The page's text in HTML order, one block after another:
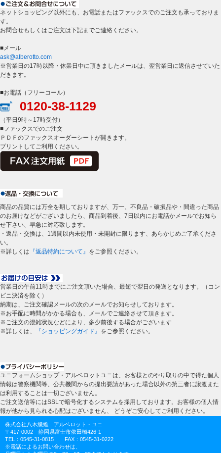
ネットショッピング以外にも、お電話またはファックスでのご注文も承っておりま
す。
お問合せもしくはご注文は下記までご連絡ください。
■メール
ask@alberotto.com
※営業日の17時以降・休業日中に頂きましたメールは、翌営業日に返信させていた
だきます。
■お電話（フリーコール）
0120-38-1129
（平日9時～17時受付）
■ファックスでのご注文
ＰＤＦのファックスオーダーシートが開きます。
プリントしてご利用ください。
商品の品質には万全を期しておりますが、万一、不良品・破損品や・間違った商品
のお届けなどがございましたら、商品到着後、7日以内にお電話かメールでお知ら
せ下さい、早急に対応致します。
・返品・交換は、1週間以内未使用・未開封に限ります、あらかじめご了承くださ
い。
※詳しくは 『返品特約について』 をご参照ください。
営業日の午前11時までにご注文頂いた場合、最短で翌日の発送となります。（コン
ビニ決済を除く）
納期は、ご注文確認メールの次のメールでお知らせしております。
※お手配に時間がかかる場合も、メールでご連絡させて頂きます。
※ご注文の混雑状況などにより、多少前後する場合がございます
※詳しくは、
『ショッピングガイド』 をご参照ください。
ユニフォームショップ・アルベロットユニは、お客様とのやり取りの中で得た個人
情報は警察機関等、公共機関からの提出要請があった場合以外の第三者に譲渡また
は利用することは一切ございません。
ご注文送信等にはSSLで暗号化するシステムを採用しております。お客様の個人情
報が他から見られる心配はございません、 どうぞご安心してご利用ください。
株式会社八木繊維 アルベロット・ユニ
〒417-0002 静岡県富士市依田橋426-1
TEL：0545-31-0815 FAX：0545-31-0222
※電話によるお問い合わせは、